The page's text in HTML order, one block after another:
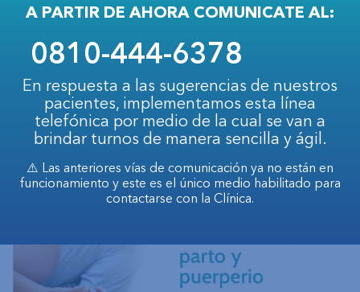
Un espacio de contención, sostén y
herramientas y la confianza necesaria para
transitar el embarazo, parto y puerperio con la
mayor información y seguridad posibles.
A PARTIR DE AHORA COMUNICATE AL:
0810-444-6378
En respuesta a las sugerencias de nuestros
pacientes, implementamos esta línea
telefónica por medio de la cual se van a
brindar turnos de manera sencilla y ágil.
⚠️ Las anteriores vías de comunicación ya no están en
funcionamiento y este es el único medio habilitado para
contactarse con la Clínica.